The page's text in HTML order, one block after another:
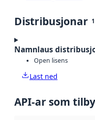
Distribusjonar 1
Namnlaus
Open lisens
Last ned
API-ar som